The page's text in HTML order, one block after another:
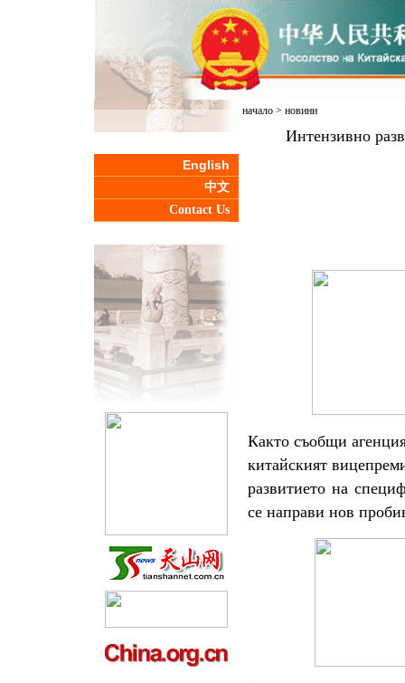
English
中文
Contact Us
начало> новини
Интензивно
Както съобщи
китайският
развитието на
се направи нов